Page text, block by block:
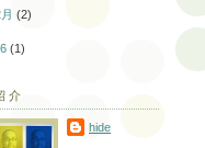
月(2)
(1)
介
hide